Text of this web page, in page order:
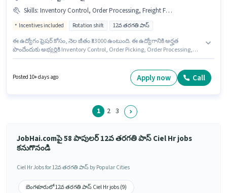
Skills: Inventory Control, Order Processing, Freight Forwarding, Order Picking, Packaging and Sorting, Stock Taking
Incentives included Rotation shift 12వ తరగతి పాస్
ఈ ఉద్యోగం ఫ్రెషర్ కోసం, నెల జీతం ₹33000 ఉంటుంది. ఈ ఉద్యోగానికి అర్హత
పొందేందుకు అభ్యర్థికి Inventory Control, Order Picking, Order Processing,
ప్రయోజనాలు PF, Medical Benefits ఉన్నాయి. Ciel Hr లో గిడ్డంగి / లాజిస్టిక్స్
విభాగంలో పిక్కర్ / ప్యాకర్ గా చేరండి. ఈ ఉద్యోగానికి Fixed + Incentives జీతం
Posted 10+ days ago Apply now Call
1 2 3
JobHai.comపై 58 పాపులర్ 12వ తరగతి పాస్ Ciel Hr jobs
కనుగొనండి
Ciel Hr Jobs for 12వ తరగతి పాస్ by Popular Cities
బెంగళూరులో 12వ తరగతి పాస్ Ciel Hr jobs (9)